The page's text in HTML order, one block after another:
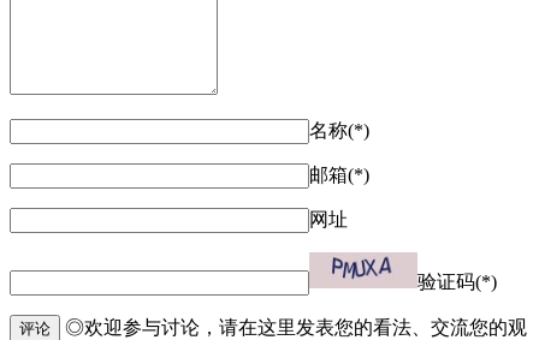
名称(*)
邮箱(*)
网址
验证码(*)
评论
◎欢迎参与讨论，请在这里发表您的看法、交流您的观